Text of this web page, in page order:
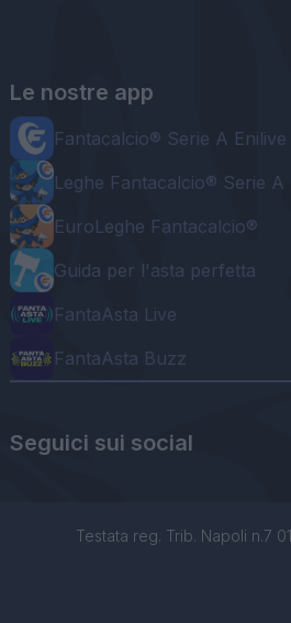
Le nostre app
Fantacalcio® Serie A Enilive
Leghe Fantacalcio® Serie A
EuroLeghe Fantacalcio®
Guida per l'asta perfetta
FantaAsta Live
FantaAsta Buzz
Seguici sui social
Testata reg. Trib. Napoli n.7